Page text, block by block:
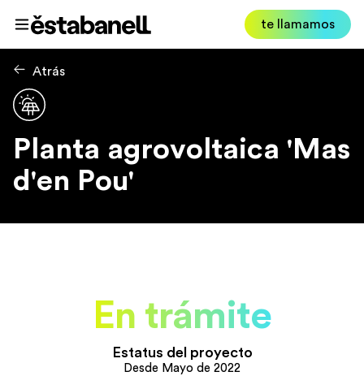
Abrir menú
Estabanell te llamamos
Atrás
Planta agrovoltaica 'Mas
d'en Pou'
En trámite
Estatus del proyecto
Desde Mayo de 2022